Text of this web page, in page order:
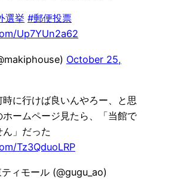
選挙 #郵便投票
Up7YUn2a62
October 25,
に行けば良いんやろー、と思
ホームページ見たら、「当館で
」だった
Tz3QduoLRP
ィモール (@gugu_ao)